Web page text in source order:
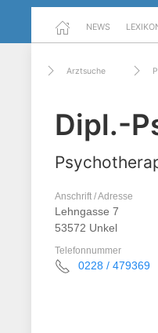
NEWS
Arztsuche
Dipl.-
Anschrift / Adresse
Lehngasse 7
53572 Unkel
Telefonnummer
0228 / 479369